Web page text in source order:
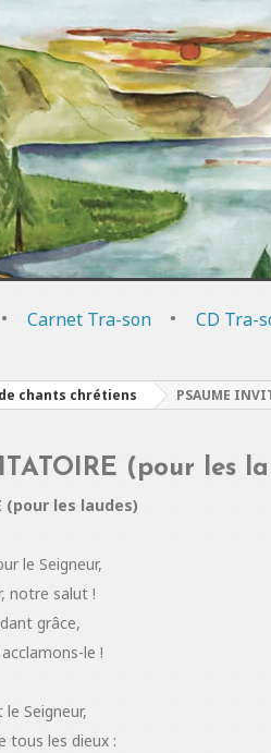
• Carnet Tra-son • CD Tra-
chants chrétiens PSAUME
(pour les
(pour les laudes)
le Seigneur,
notre salut !
grâce,
le !
le Seigneur,
tous les dieux :